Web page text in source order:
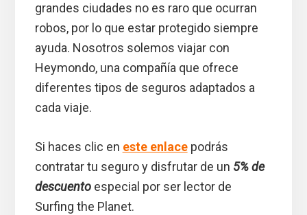
grandes ciudades no es raro que ocurran
robos, por lo que estar protegido siempre
ayuda. Nosotros solemos viajar con
Heymondo, una compañía que ofrece
diferentes tipos de seguros adaptados a
cada viaje.
Si haces clic en este enlacepodrás
contratar tu seguro y disfrutar de un 5% de
descuentoespecial por ser lector de
Surfing the Planet.